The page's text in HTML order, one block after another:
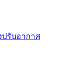
ปรับอากาศ